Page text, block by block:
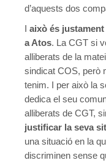
d’aquests dos
I això és
a Atos. La CGT si
alliberats de la
sindicat COS, però
tenim. I per això la
dedica el seu
alliberats de CGT,
justificar la seva
una situació en la
discriminen sense